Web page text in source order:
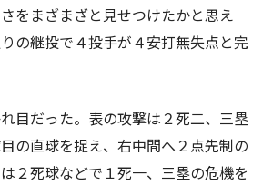
をまざまざと見せつけたかと思え
の継投で４投手が４安打無失点と完
目だった。表の攻撃は２死二、三塁
の直球を捉え、右中間へ２点先制の
２死球などで１死一、三塁の危機を